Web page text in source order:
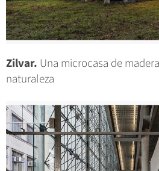
Zilvar. Una microcasa de
naturaleza